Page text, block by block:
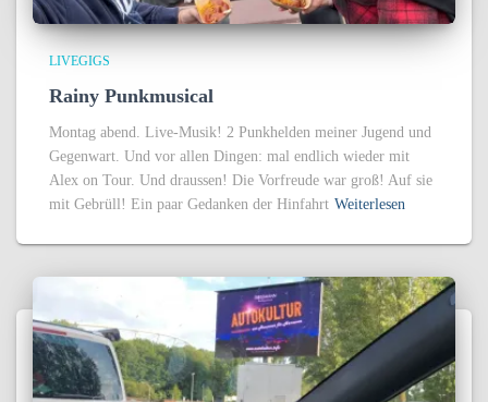
LIVEGIGS
Rainy Punkmusical
Montag abend. Live-Musik! 2 Punkhelden meiner Jugend und
Gegenwart. Und vor allen Dingen: mal endlich wieder mit
Alex on Tour. Und draussen! Die Vorfreude war groß! Auf sie
mit Gebrüll! Ein paar Gedanken der Hinfahrt Weiterlesen